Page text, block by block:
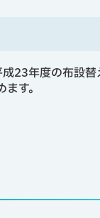
23年度の布設替
す。